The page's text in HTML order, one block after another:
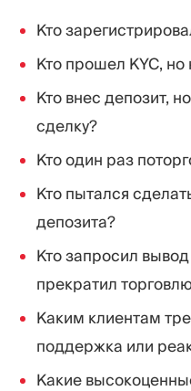
Кто
Кто прошел KYC, но
Кто внес депозит,
сделку?
Кто один раз
Кто пытался
депозита?
Кто запросил
прекратил
Каким клиентам
поддержка или
Какие